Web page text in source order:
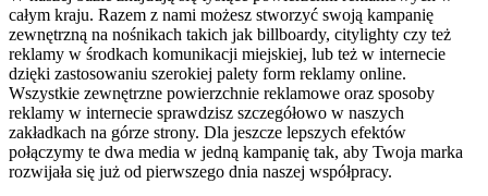
całym kraju. Razem z nami możesz stworzyć swoją kampanię
zewnętrzną na nośnikach takich jak billboardy, citylighty czy też
reklamy w środkach komunikacji miejskiej, lub też w internecie
dzięki zastosowaniu szerokiej palety form reklamy online.
Wszystkie zewnętrzne powierzchnie reklamowe oraz sposoby
reklamy w internecie sprawdzisz szczegółowo w naszych
zakładkach na górze strony. Dla jeszcze lepszych efektów
połączymy te dwa media w jedną kampanię tak, aby Twoja marka
rozwijała się już od pierwszego dnia naszej współpracy.